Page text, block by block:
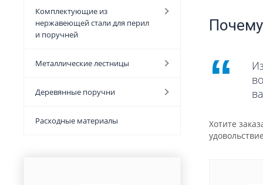
Хотите
Комплектующие из
нержавеющей стали для перил
и поручней
Металлические лестницы
Деревянные поручни
Расходные материалы